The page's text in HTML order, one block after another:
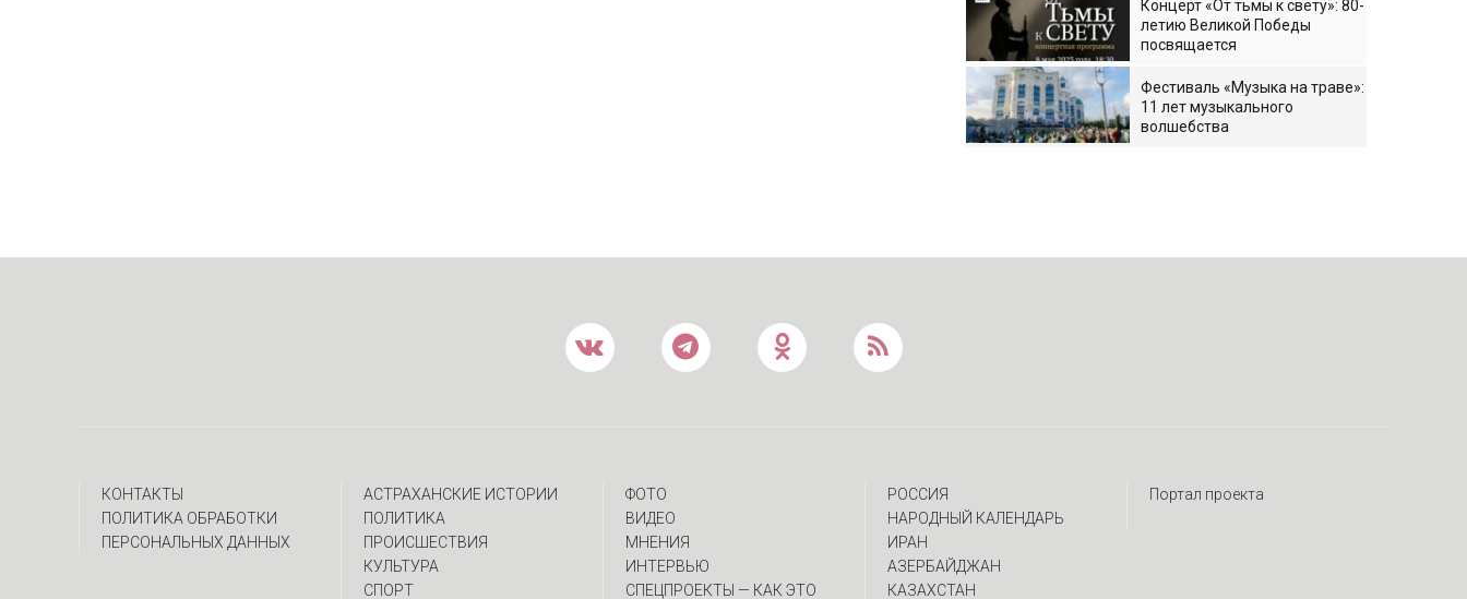
Концерт «От тьмы к свету»: 80-
летию Великой Победы
посвящается
Фестиваль «Музыка на траве»:
11 лет музыкального
волшебства
КОНТАКТЫ
ПОЛИТИКА ОБРАБОТКИ
ПЕРСОНАЛЬНЫХ ДАННЫХ
АСТРАХАНСКИЕ ИСТОРИИ
ПОЛИТИКА
ПРОИСШЕСТВИЯ
КУЛЬТУРА
СПОРТ
ФОТО
ВИДЕО
МНЕНИЯ
ИНТЕРВЬЮ
CПЕЦПРОЕКТЫ — КАК ЭТО
РОССИЯ
НАРОДНЫЙ КАЛЕНДАРЬ
ИРАН
АЗЕРБАЙДЖАН
КАЗАХСТАН
Портал проекта